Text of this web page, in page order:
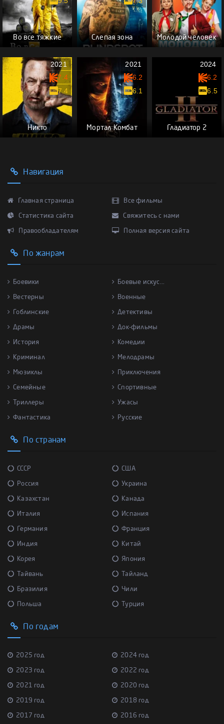
Во все тяжкие Слепая зона Молодой человек
Никто
2021
7.4
7.4
Мортал Комбат
2021
6.2
6.1
Гладиатор 2
2024
6.2
6.5
Навигация
Главная страница Все фильмы
Статистика сайта Свяжитесь с нами
Правообладателям Полная версия сайта
По жанрам
Боевики Боевые искус...
Вестерны Военные
Гоблинские Детективы
Драмы Док-фильмы
История Комедии
Криминал Мелодрамы
Мюзиклы Приключения
Семейные Спортивные
Триллеры Ужасы
Фантастика Русские
По странам
СССР США
Россия Украина
Казахстан Канада
Италия Испания
Германия Франция
Индия Китай
Корея Япония
Тайвань Тайланд
Бразилия Чили
Польша Турция
По годам
2025 год 2024 год
2023 год 2022 год
2021 год 2020 год
2019 год 2018 год
2017 год 2016 год